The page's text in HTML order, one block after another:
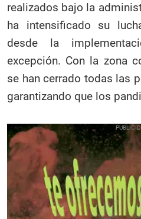
realizados bajo la
ha intensificado su
desde la
excepción. Con la zona
se han cerrado todas las
garantizando que los